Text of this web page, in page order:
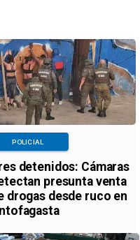
detenidos: Cámaras
presunta venta
drogas desde ruco en
POLICIAL